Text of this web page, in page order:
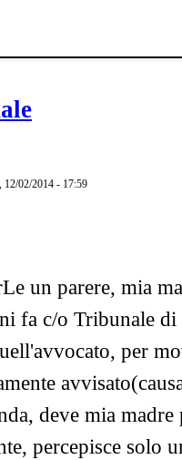
12/02/2014 - 17:59
un parere, mia
fa c/o Tribunale
per
deve mia madre
percepisce solo